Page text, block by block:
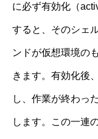
に必ず有効化（
すると、そのシェ
ンドが仮想環境の
きます。有効化後
し、作業が終わっ
します。この一連